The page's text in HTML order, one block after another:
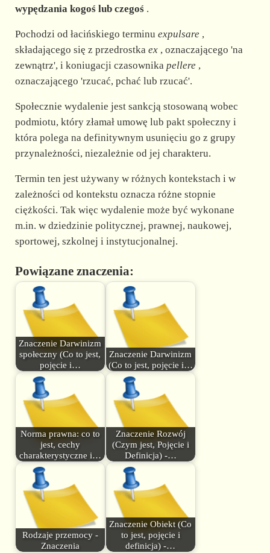
wypędzania kogoś lub czegoś.
Pochodzi od łacińskiego terminu expulsare ,
składającego się z przedrostka ex, oznaczającego 'na
zewnątrz', i koniugacji czasownika pellere ,
oznaczającego 'rzucać, pchać lub rzucać'.
Społecznie wydalenie jest sankcją stosowaną wobec
podmiotu, który złamał umowę lub pakt społeczny i
która polega na definitywnym usunięciu go z grupy
przynależności, niezależnie od jej charakteru.
Termin ten jest używany w różnych kontekstach i w
zależności od kontekstu oznacza różne stopnie
ciężkości. Tak więc wydalenie może być wykonane
m.in. w dziedzinie politycznej, prawnej, naukowej,
sportowej, szkolnej i instytucjonalnej.
Powiązane znaczenia:
Znaczenie Darwinizm
społeczny (Co to jest,
pojęcie i…
Znaczenie Darwinizm
(Co to jest, pojęcie i…
Norma prawna: co to
jest, cechy
charakterystyczne i…
Znaczenie Rozwój
(Czym jest, Pojęcie i
Definicja) -…
Rodzaje przemocy -
Znaczenia
Znaczenie Obiekt (Co
to jest, pojęcie i
definicja) -…